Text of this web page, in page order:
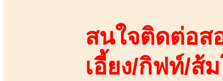
สนใจติดต่อส
เอี้ยง/กิฟท์/ส้